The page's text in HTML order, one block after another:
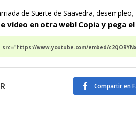
de Suerte de Saavedra, desempleo,
vídeo en otra web! Copia y pega
src="https://www.youtube.com/embed/
Compartir en